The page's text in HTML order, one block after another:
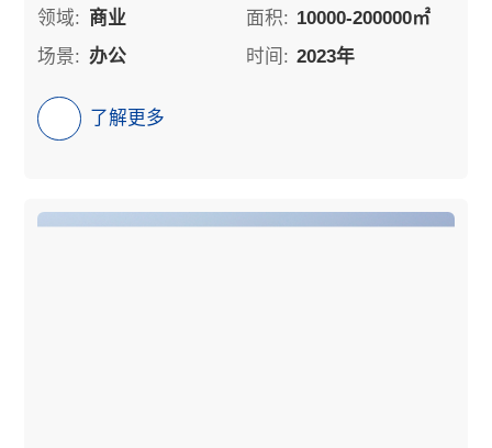
领域: 商业 面积: 10000-200000㎡
场景: 办公 时间: 2023年
了解更多